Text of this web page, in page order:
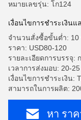
หมายเลขรุ่น: โก124
เงื่อนไขการชําระเงินแ
จำนวนสั่งซื้อขั้นต่ำ: 10
ราคา: USD80-120
รายละเอียดการบรรจุ:
เวลาการส่งมอบ: 20-
เงื่อนไขการชำระเงิน:
สามารถในการผลิต:
หา รา